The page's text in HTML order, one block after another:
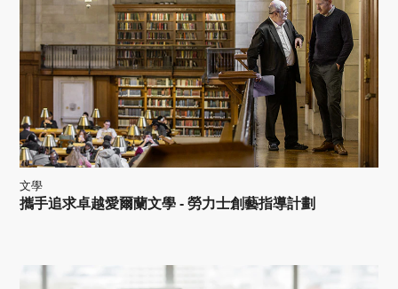
文學
攜手追求卓越愛爾蘭文學 - 勞力士創藝指導計劃